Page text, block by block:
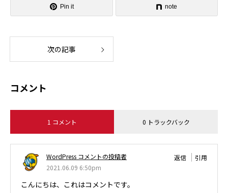
Pin it note
次の記事
コメント
1 コメント 0 トラックバック
WordPress コメントの投稿者
2021.06.09 6:50pm
返信 引用
こんにちは、これはコメントです。